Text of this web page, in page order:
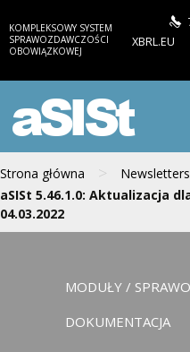
KOMPLEKSOWY SYSTEM
SPRAWOZDAWCZOŚCI
OBOWIĄZKOWEJ
XBRL.EU
aSISt
Strona główna > Newsletters
aSISt 5.46.1.0: Aktualizacja
04.03.2022
MODUŁY /
DOKUMENTACJA